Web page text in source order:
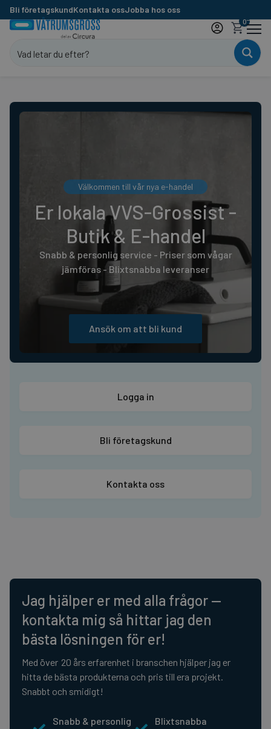
Bli företagskundKontakta ossJobba hos oss
0
Välkommen till vår nya e-handel
Er lokala VVS-Grossist -
Butik & E-handel
Snabb & personlig service - Priser som vågar
jämföras - Blixtsnabba leveranser
Ansök om att bli kund
Logga in
Bli företagskund
Kontakta oss
Jag hjälper er med alla frågor —
kontakta mig så hittar jag den
bästa lösningen för er!
Med över 20 års erfarenhet i branschen hjälper jag er
hitta de bästa produkterna och pris till era projekt.
Snabbt och smidigt!
Snabb & personlig
Blixtsnabba